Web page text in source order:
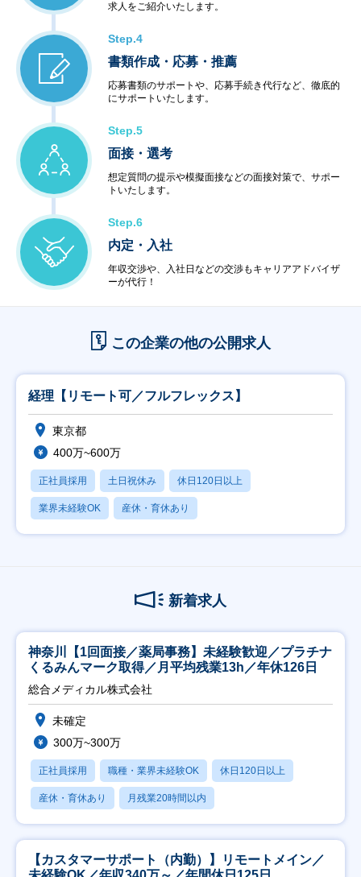
求人をご紹介いたします。
Step.4
書類作成・応募・推薦
応募書類のサポートや、応募手続き代行など、徹底的
にサポートいたします。
Step.5
面接・選考
想定質問の提示や模擬面接などの面接対策で、サポー
トいたします。
Step.6
内定・入社
年収交渉や、入社日などの交渉もキャリアアドバイザ
ーが代行！
この企業の他の公開求人
経理【リモート可／フルフレックス】
東京都
400万~600万
正社員採用 土日祝休み 休日120日以上
業界未経験OK 産休・育休あり
新着求人
神奈川【1回面接／薬局事務】未経験歓迎／プラチナ
くるみんマーク取得／月平均残業13h／年休126日
総合メディカル株式会社
未確定
300万~300万
正社員採用 職種・業界未経験OK 休日120日以上
産休・育休あり 月残業20時間以内
【カスタマーサポート（内勤）】リモートメイン／